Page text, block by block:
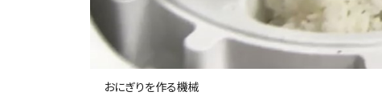
おにぎりを作る機械